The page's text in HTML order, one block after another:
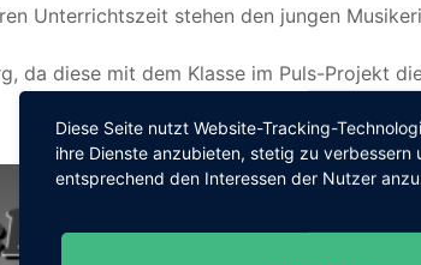
Unterrichtszeit stehen den jungen
da diese mit dem Klasse im Puls-Projekt
Diese Seite nutzt Website-Tracking-
ihre Dienste anzubieten, stetig zu verbessern
entsprechend den Interessen der Nutzer